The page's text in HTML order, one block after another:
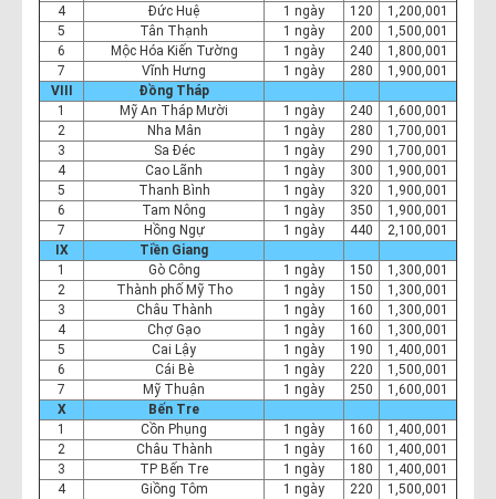
4
Đức Huệ 1 ngày 120
1,200,001
5
Tân Thạnh 1 ngày 200
1,500,001
6
Mộc Hóa Kiến Tường 1 ngày 240
1,800,001
7
Vĩnh Hưng 1 ngày 280
1,900,001
VIII
Đồng Tháp
1
Mỹ An Tháp Mười 1 ngày 240
1,600,001
2
Nha Mân 1 ngày 280
1,700,001
3
Sa Đéc 1 ngày 290
1,700,001
4
Cao Lãnh 1 ngày 300
1,900,001
5
Thanh Bình 1 ngày 320
1,900,001
6
Tam Nông 1 ngày 350
1,900,001
7
Hồng Ngự 1 ngày 440
2,100,001
IX
Tiền Giang
1
Gò Công 1 ngày 150
1,300,001
2
Thành phố Mỹ Tho 1 ngày 150
1,300,001
3
Châu Thành 1 ngày 160
1,300,001
4
Chợ Gạo 1 ngày 160
1,300,001
5
Cai Lậy 1 ngày 190
1,400,001
6
Cái Bè 1 ngày 220
1,500,001
7
Mỹ Thuận 1 ngày 250
1,600,001
X
Bến Tre
1
Cồn Phụng 1 ngày 160
1,400,001
2
Châu Thành 1 ngày 160
1,400,001
3
TP Bến Tre 1 ngày 180
1,400,001
4
Giồng Tôm 1 ngày 220
1,500,001